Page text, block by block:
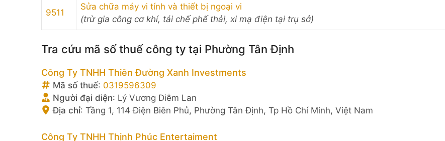
9511
Sửa chữa máy vi tính và thiết bị ngoại vi
(trừ gia công cơ khí, tái chế phế thải, xi mạ điện tại trụ sở)
Tra cứu mã số thuế công ty tại Phường Tân Định
Công Ty TNHH Thiên Đường Xanh Investments
Mã số thuế: 0319596309
Người đại diện: Lý Vương Diễm Lan
Địa chỉ: Tầng 1, 114 Điện Biên Phủ, Phường Tân Định, Tp Hồ Chí Minh, Việt Nam
Công Ty TNHH Thịnh Phúc Entertaiment